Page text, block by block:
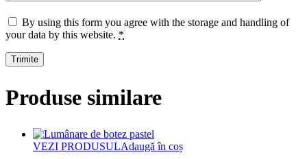
By using this form you agree with the storage and handling of
your data by this website. *
Produse similare
VEZI PRODUSULAdaugă în coș